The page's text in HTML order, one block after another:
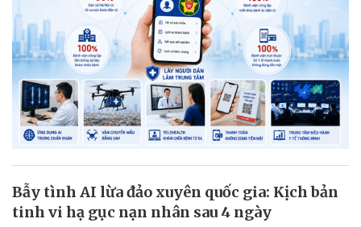
Bẫy tình AI lừa đảo xuyên quốc gia: Kịch bản
tinh vi hạ gục nạn nhân sau 4 ngày